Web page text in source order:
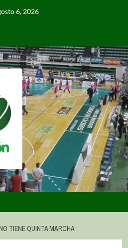
6, 2026
TIENE QUINTA MARCHA